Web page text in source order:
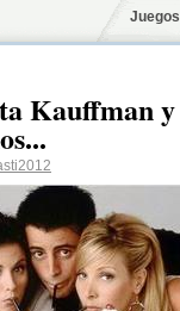
Juegos
Kauffman y